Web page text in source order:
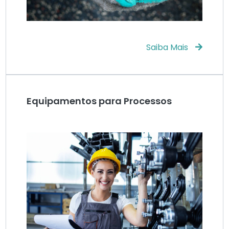
Saiba Mais
Equipamentos para Processos